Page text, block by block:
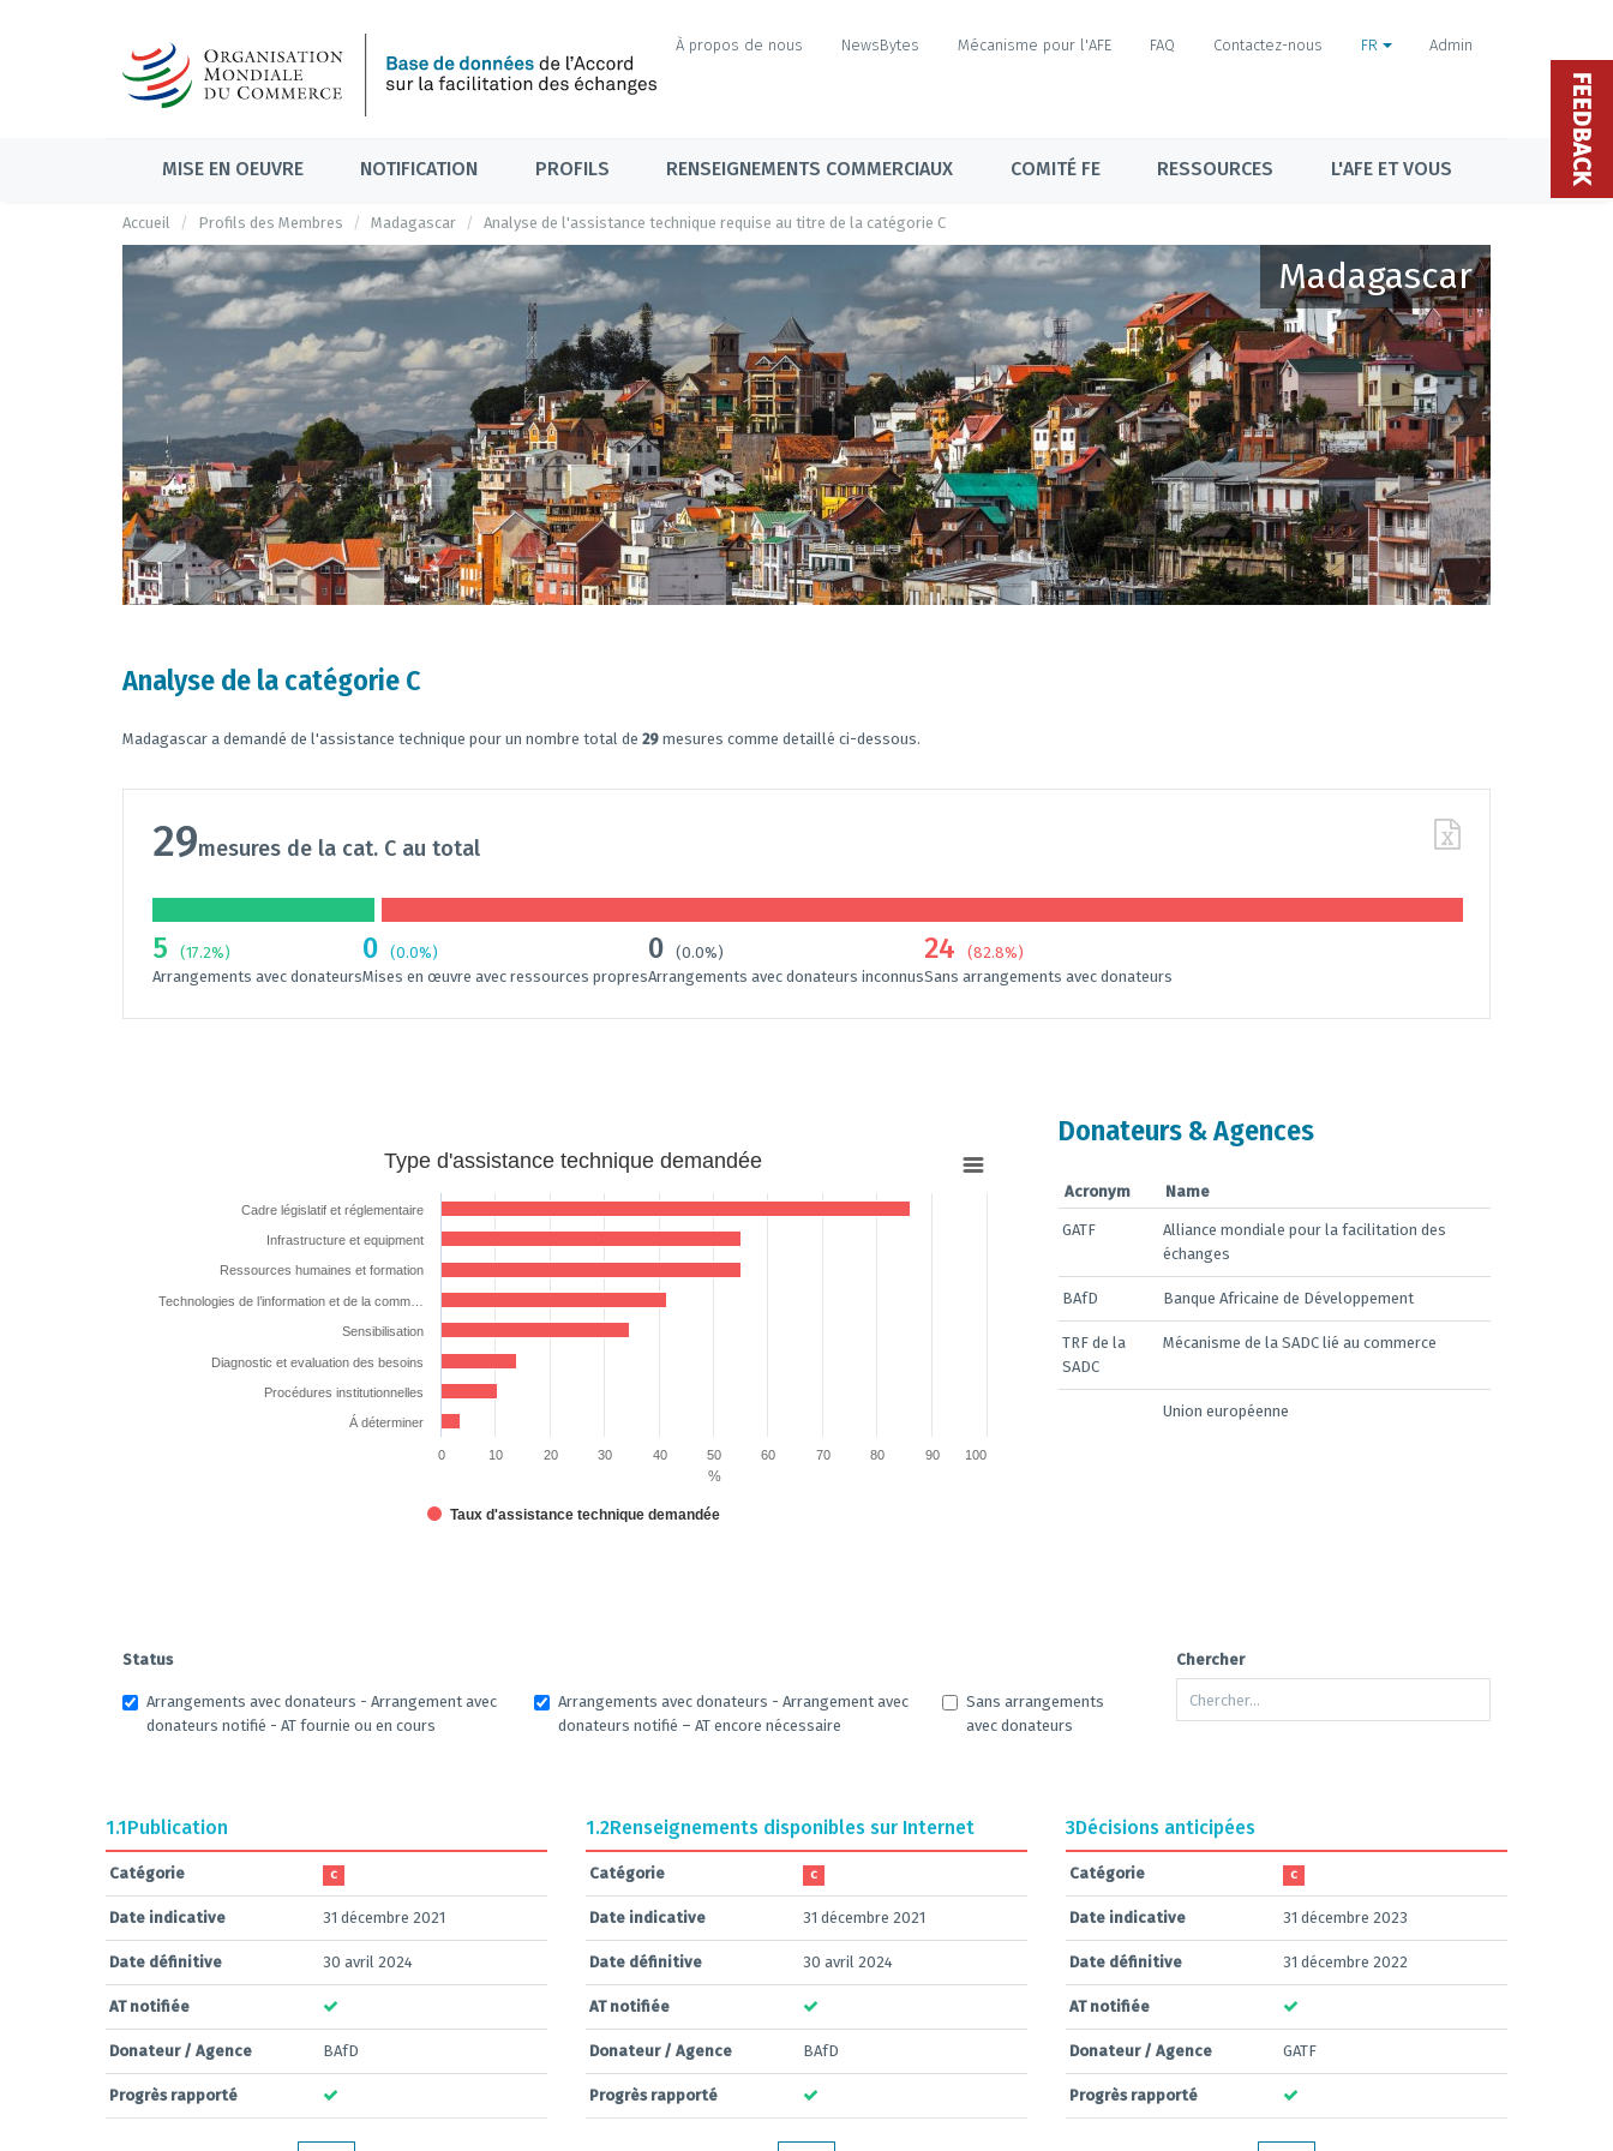
À propos de nous NewsBytes Mécanisme pour l'AFE FAQ Contactez-nous FR Admin
MISE EN OEUVRE NOTIFICATION PROFILS RENSEIGNEMENTS COMMERCIAUX COMITÉ FE RESSOURCES L'AFE ET VOUS
Accueil Profils des Membres Madagascar Analyse de l'assistance technique requise au titre de la catégorie C
Madagascar
Analyse de la catégorie C
Madagascar a demandé de l'assistance technique pour un nombre total de 29 mesures comme detaillé ci-dessous.
29mesures de la cat. C au total
5
(17.2%)
Arrangements avec donateurs
0
(0.0%)
Mises en œuvre avec ressources propres
0
(0.0%)
Arrangements avec donateurs inconnus
24
(82.8%)
Sans arrangements avec donateurs
Bar chart with 8 bars.
The chart has 1 X axis displaying categories.
The chart has 1 Y axis displaying %. Data ranges from 3.4482758620689653 to 86.20689655172413.
%
Type d'assistance technique demandée
Taux d'assistance technique demandée
Cadre législatif et réglementaire
Infrastructure et equipment
Ressources humaines et formation
Technologies de l’information et de la comm…
Sensibilisation
Diagnostic et evaluation des besoins
Procédures institutionnelles
Á déterminer
0 10 20 30 40 50 60 70 80 90 100
Donateurs & Agences
Acronym Name
GATF
Alliance mondiale pour la facilitation des
échanges
BAfD Banque Africaine de Développement
TRF de la
SADC
Mécanisme de la SADC lié au commerce
Union européenne
Status
Arrangements avec donateurs - Arrangement avec
donateurs notifié - AT fournie ou en cours
Arrangements avec donateurs - Arrangement avec
donateurs notifié – AT encore nécessaire
Sans arrangements
avec donateurs
Chercher
1.1Publication
Catégorie C
Date indicative 31 décembre 2021
Date définitive 30 avril 2024
AT notifiée
Donateur / Agence BAfD
Progrès rapporté
1.2Renseignements disponibles sur Internet
Catégorie C
Date indicative 31 décembre 2021
Date définitive 30 avril 2024
AT notifiée
Donateur / Agence BAfD
Progrès rapporté
3Décisions anticipées
Catégorie C
Date indicative 31 décembre 2023
Date définitive 31 décembre 2022
AT notifiée
Donateur / Agence GATF
Progrès rapporté
FEEDBACK